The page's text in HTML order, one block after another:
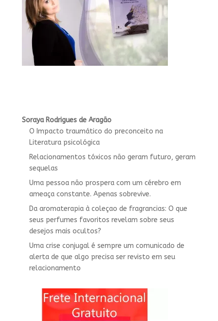
Soraya Rodrigues de Aragão
O Impacto traumático do preconceito na
Literatura psicológica
Relacionamentos tóxicos não geram futuro, geram
sequelas
Uma pessoa não prospera com um cérebro em
ameaça constante. Apenas sobrevive.
Da aromaterapia à coleçao de fragrancias: O que
seus perfumes favoritos revelam sobre seus
desejos mais ocultos?
Uma crise conjugal é sempre um comunicado de
alerta de que algo precisa ser revisto em seu
relacionamento